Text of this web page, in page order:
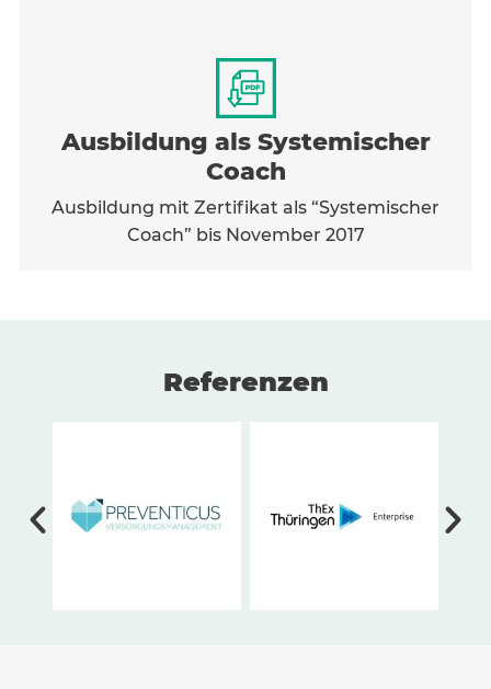
Ausbildung als Systemischer
Coach
Ausbildung mit Zertifikat als “Systemischer
Coach” bis November 2017
Referenzen